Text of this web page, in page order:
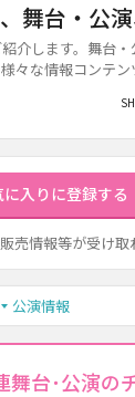
舞台・公
介します。舞台
々な情報コンテン
に入りに登録する
売情報等が受け取
公演情報
舞台･公演の